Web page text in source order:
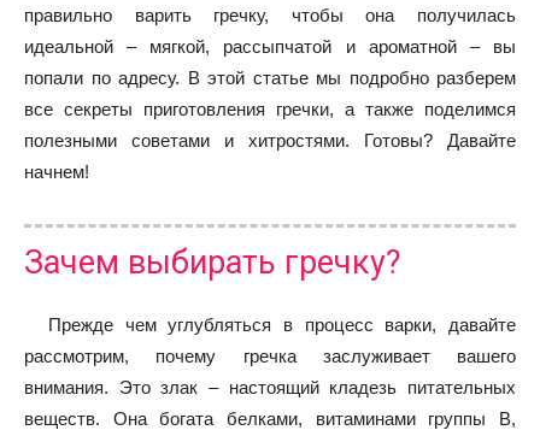
правильно варить гречку, чтобы она получилась
идеальной – мягкой, рассыпчатой и ароматной – вы
попали по адресу. В этой статье мы подробно разберем
все секреты приготовления гречки, а также поделимся
полезными советами и хитростями. Готовы? Давайте
начнем!
Зачем выбирать гречку?
Прежде чем углубляться в процесс варки, давайте
рассмотрим, почему гречка заслуживает вашего
внимания. Это злак – настоящий кладезь питательных
веществ. Она богата белками, витаминами группы B,